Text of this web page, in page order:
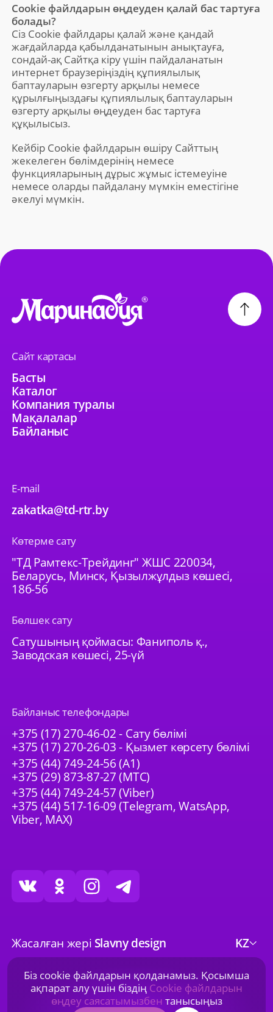
Cookie файлдарын өңдеуден қалай бас тартуға
болады?
Сіз Cookie файлдары қалай және қандай
жағдайларда қабылданатынын анықтауға,
сондай-ақ Сайтқа кіру үшін пайдаланатын
интернет браузеріңіздің құпиялылық
баптауларын өзгерту арқылы немесе
құрылғыңыздағы құпиялылық баптауларын
өзгерту арқылы өңдеуден бас тартуға
құқылысыз.
Кейбір Cookie файлдарын өшіру Сайттың
жекелеген бөлімдерінің немесе
функцияларының дұрыс жұмыс істемеуіне
немесе оларды пайдалану мүмкін еместігіне
әкелуі мүмкін.
Сайт картасы
Басты
Каталог
Компания туралы
Мақалалар
Байланыс
E-mail
zakatka@td-rtr.by
Көтерме сату
"ТД Рамтекс-Трейдинг" ЖШС 220034,
Беларусь, Минск, Қызылжұлдыз көшесі,
18б-56
Бөлшек сату
Сатушының қоймасы: Фаниполь қ.,
Заводская көшесі, 25-үй
Байланыс телефондары
+375 (17) 270-46-02 - Сату бөлімі
+375 (17) 270-26-03 - Қызмет көрсету бөлімі
+375 (44) 749-24-56 (A1)
+375 (29) 873-87-27 (МТС)
+375 (44) 749-24-57 (Viber)
+375 (44) 517-16-09 (Telegram, WatsApp,
Viber, MAX)
Жасалған жері Slavny design KZ
© 2001—2026 "ТД Рамтекс-Трейдинг" ЖШС.
Барлық құқықтар қорғалған
Біз cookie файлдарын қолданамыз. Қосымша
ақпарат алу үшін біздің Cookie файлдарын
өңдеу саясатымызбен танысыңыз